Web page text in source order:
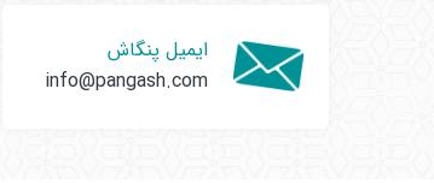
ایمیل پنگاش
info@pangash.com